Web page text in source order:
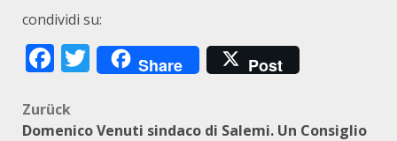
condividi su:
Facebook
Twitter
Share Post
Beitragsnavigation
Zurück
Domenico Venuti sindaco di Salemi. Un Consiglio